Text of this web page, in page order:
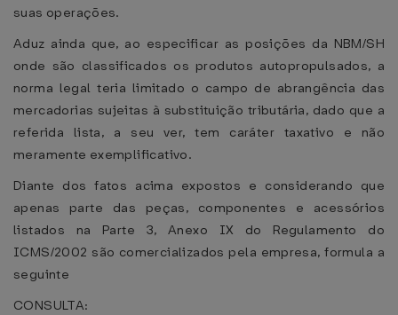
suas operações.
Aduz ainda que, ao especificar as posições da NBM/SH
onde são classificados os produtos autopropulsados, a
norma legal teria limitado o campo de abrangência das
mercadorias sujeitas à substituição tributária, dado que a
referida lista, a seu ver, tem caráter taxativo e não
meramente exemplificativo.
Diante dos fatos acima expostos e considerando que
apenas parte das peças, componentes e acessórios
listados na Parte 3, Anexo IX do Regulamento do
ICMS/2002 são comercializados pela empresa, formula a
seguinte
CONSULTA: